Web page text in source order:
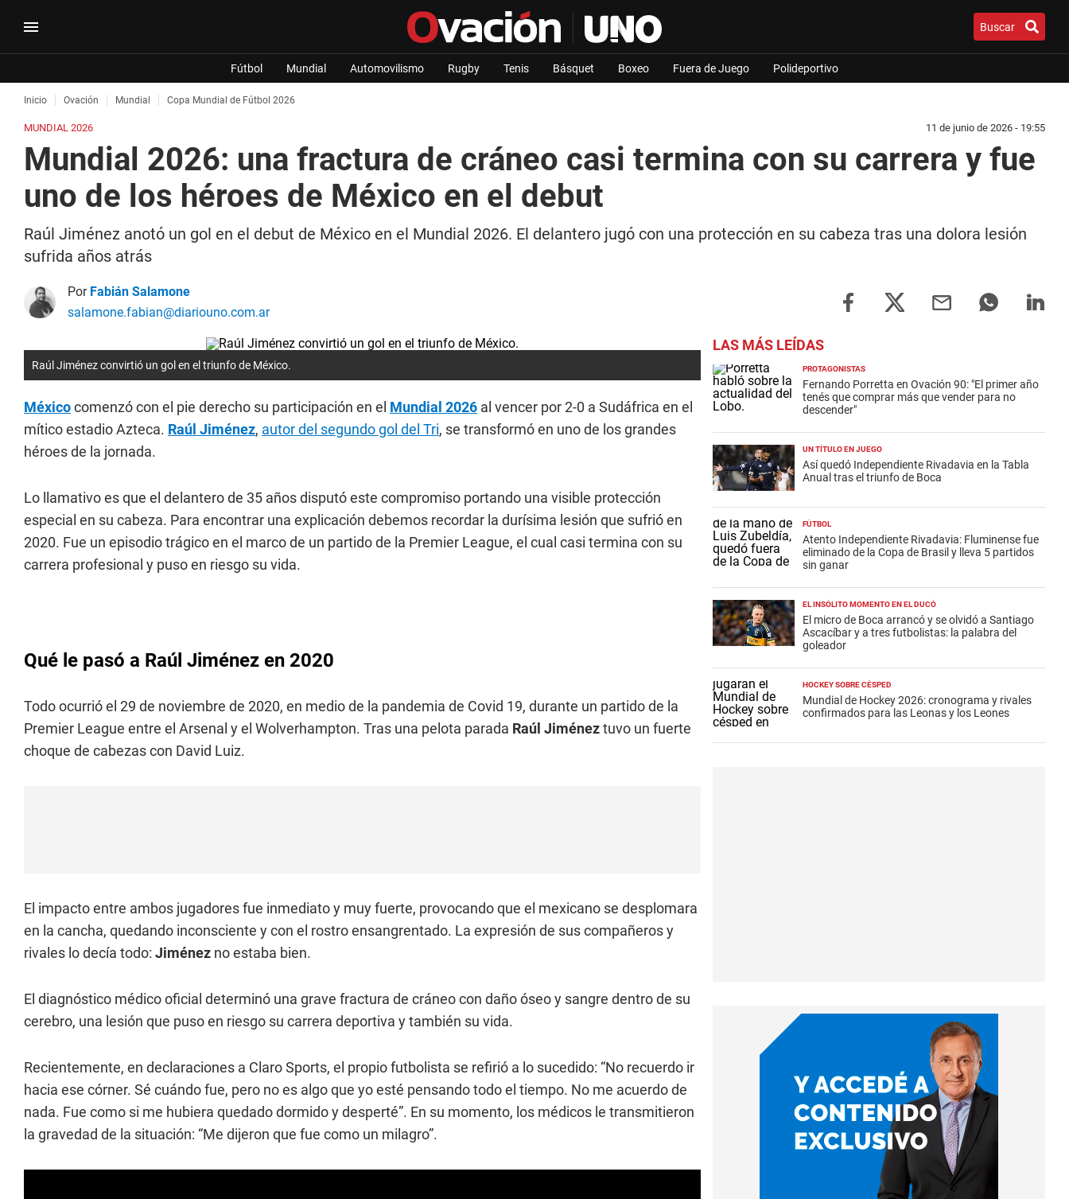
Buscar
Fútbol Mundial Automovilismo Rugby Tenis Básquet Boxeo Fuera de Juego Polideportivo
Inicio Ovación Mundial Copa Mundial de Fútbol 2026
MUNDIAL 2026 11 de junio de 2026 - 19:55
Mundial 2026: una fractura de cráneo casi termina con su carrera y fue
uno de los héroes de México en el debut
Raúl Jiménez anotó un gol en el debut de México en el Mundial 2026. El delantero jugó con una protección en su cabeza tras una dolora lesión
sufrida años atrás
Por Fabián Salamone
salamone.fabian@diariouno.com.ar
Raúl Jiménez convirtió un gol en el triunfo de México.
Méxicocomenzó con el pie derecho su participación en el Mundial 2026 al vencer por 2-0 a Sudáfrica en el
mítico estadio Azteca. Raúl Jiménez, autor del segundo gol del Tri, se transformó en uno de los grandes
héroes de la jornada.
Lo llamativo es que el delantero de 35 años disputó este compromiso portando una visible protección
especial en su cabeza. Para encontrar una explicación debemos recordar la durísima lesión que sufrió en
2020. Fue un episodio trágico en el marco de un partido de la Premier League, el cual casi termina con su
carrera profesional y puso en riesgo su vida.
Qué le pasó a Raúl Jiménez en 2020
Todo ocurrió el 29 de noviembre de 2020, en medio de la pandemia de Covid 19, durante un partido de la
Premier League entre el Arsenal y el Wolverhampton. Tras una pelota parada Raúl Jiméneztuvo un fuerte
choque de cabezas con David Luiz.
El impacto entre ambos jugadores fue inmediato y muy fuerte, provocando que el mexicano se desplomara
en la cancha, quedando inconsciente y con el rostro ensangrentado. La expresión de sus compañeros y
rivales lo decía todo: Jiménez no estaba bien.
El diagnóstico médico oficial determinó una grave fractura de cráneo con daño óseo y sangre dentro de su
cerebro, una lesión que puso en riesgo su carrera deportiva y también su vida.
Recientemente, en declaraciones a Claro Sports, el propio futbolista se refirió a lo sucedido: “No recuerdo ir
hacia ese córner. Sé cuándo fue, pero no es algo que yo esté pensando todo el tiempo. No me acuerdo de
nada. Fue como si me hubiera quedado dormido y desperté”. En su momento, los médicos le transmitieron
la gravedad de la situación: “Me dijeron que fue como un milagro”.
LAS MÁS LEÍDAS
PROTAGONISTAS
Fernando Porretta en Ovación 90: "El primer año
tenés que comprar más que vender para no
descender"
UN TÍTULO EN JUEGO
Así quedó Independiente Rivadavia en la Tabla
Anual tras el triunfo de Boca
FÚTBOL
Atento Independiente Rivadavia: Fluminense fue
eliminado de la Copa de Brasil y lleva 5 partidos
sin ganar
EL INSÓLITO MOMENTO EN EL DUCÓ
El micro de Boca arrancó y se olvidó a Santiago
Ascacíbar y a tres futbolistas: la palabra del
goleador
HOCKEY SOBRE CÉSPED
Mundial de Hockey 2026: cronograma y rivales
confirmados para las Leonas y los Leones